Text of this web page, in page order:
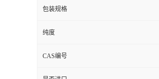
包装规格
纯度
CAS编号